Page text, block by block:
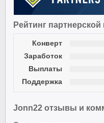
Рейтинг
Конверт
Заработок
Выплаты
Поддержка
Jonn22 отзывы и